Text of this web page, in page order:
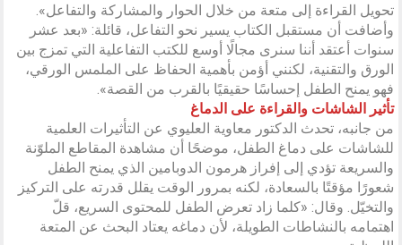
تحويل القراءة إلى متعة من خلال الحوار والمشاركة والتفاعل».
وأضافت أن مستقبل الكتاب يسير نحو التفاعل، قائلة: «بعد عشر
سنوات أعتقد أننا سنرى مجالًا أوسع للكتب التفاعلية التي تمزج بين
الورق والتقنية، لكنني أؤمن بأهمية الحفاظ على الملمس الورقي،
فهو يمنح الطفل إحساسًا حقيقيًا بالقرب من القصة».
تأثير الشاشات والقراءة على الدماغ
من جانبه، تحدث الدكتور معاوية العليوي عن التأثيرات العلمية
للشاشات على دماغ الطفل، موضحًا أن مشاهدة المقاطع الملوّنة
والسريعة تؤدي إلى إفراز هرمون الدوبامين الذي يمنح الطفل
شعورًا مؤقتًا بالسعادة، لكنه بمرور الوقت يقلل قدرته على التركيز
والتخيّل. وقال: «كلما زاد تعرض الطفل للمحتوى السريع، قلّ
اهتمامه بالنشاطات الطويلة، لأن دماغه يعتاد البحث عن المتعة